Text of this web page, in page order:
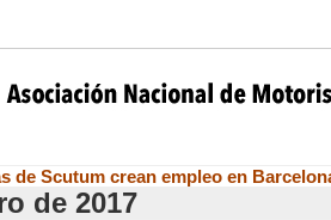
de Scutum crean empleo en
de 2017